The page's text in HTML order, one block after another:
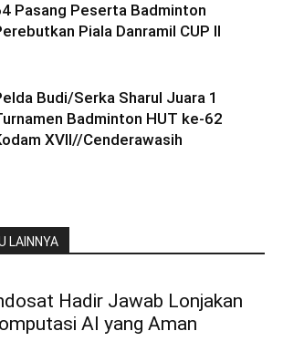
Pasang Peserta Badminton
Piala Danramil CUP II
Budi/Serka Sharul Juara 1
Badminton HUT ke-62
XVII//Cenderawasih
LAINNYA
Hadir Jawab Lonjakan
AI yang Aman